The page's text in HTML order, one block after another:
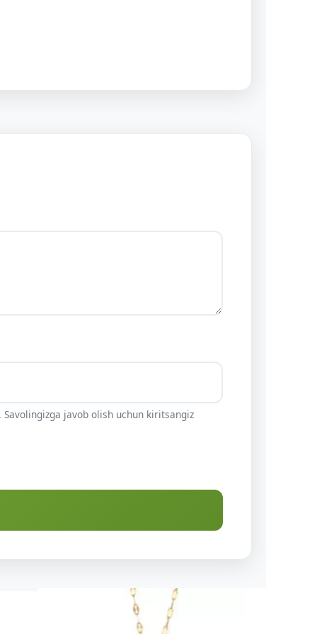
javob olish uchun kiritsangiz